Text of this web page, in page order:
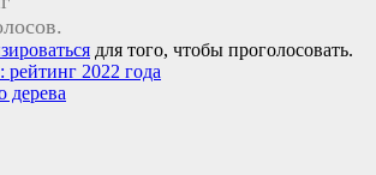
для того, чтобы проголосовать.
2022 года
дерева